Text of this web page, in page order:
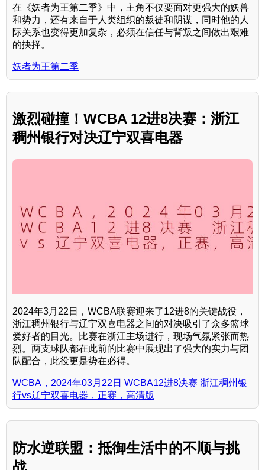
在《妖者为王第二季》中，主角不仅要面对更强大的妖兽
和势力，还有来自于人类组织的叛徒和阴谋，同时他的人
际关系也变得更加复杂，必须在信任与背叛之间做出艰难
的抉择。
妖者为王第二季
激烈碰撞！WCBA 12进8决赛：浙江
稠州银行对决辽宁双喜电器
2024年3月22日，WCBA联赛迎来了12进8的关键战役，
浙江稠州银行与辽宁双喜电器之间的对决吸引了众多篮球
爱好者的目光。比赛在浙江主场进行，现场气氛紧张而热
烈。两支球队都在此前的比赛中展现出了强大的实力与团
队配合，此役更是势在必得。
WCBA，2024年03月22日 WCBA12进8决赛 浙江稠州银
行vs辽宁双喜电器，正赛，高清版
防水逆联盟：抵御生活中的不顺与挑